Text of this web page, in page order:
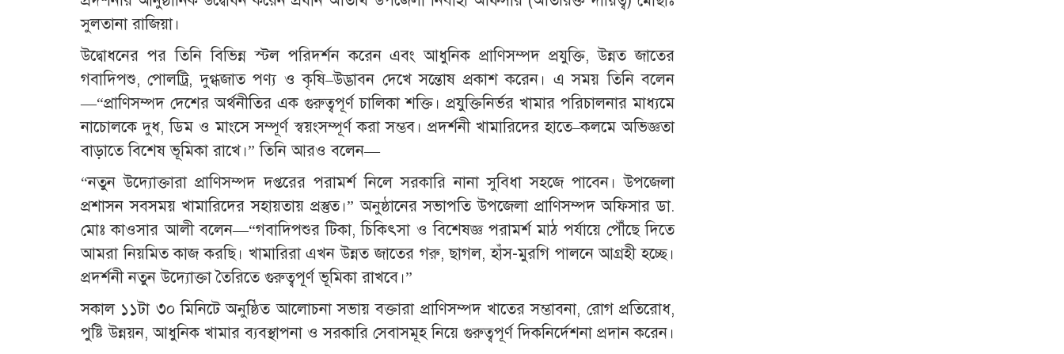
সুলতানা রাজিয়া।
উদ্বোধনের পর তিনি বিভিন্ন স্টল পরিদর্শন করেন এবং আধুনিক প্রাণিসম্পদ প্রযুক্তি, উন্নত জাতের
গবাদিপশু, পোলট্রি, দুগ্ধজাত পণ্য ও কৃষি–উদ্ভাবন দেখে সন্তোষ প্রকাশ করেন। এ সময় তিনি বলেন
—“প্রাণিসম্পদ দেশের অর্থনীতির এক গুরুত্বপূর্ণ চালিকা শক্তি। প্রযুক্তিনির্ভর খামার পরিচালনার মাধ্যমে
নাচোলকে দুধ, ডিম ও মাংসে সম্পূর্ণ স্বয়ংসম্পূর্ণ করা সম্ভব। প্রদর্শনী খামারিদের হাতে–কলমে অভিজ্ঞতা
বাড়াতে বিশেষ ভূমিকা রাখে।” তিনি আরও বলেন—
“নতুন উদ্যোক্তারা প্রাণিসম্পদ দপ্তরের পরামর্শ নিলে সরকারি নানা সুবিধা সহজে পাবেন। উপজেলা
প্রশাসন সবসময় খামারিদের সহায়তায় প্রস্তুত।” অনুষ্ঠানের সভাপতি উপজেলা প্রাণিসম্পদ অফিসার ডা.
মোঃ কাওসার আলী বলেন—“গবাদিপশুর টিকা, চিকিৎসা ও বিশেষজ্ঞ পরামর্শ মাঠ পর্যায়ে পৌঁছে দিতে
আমরা নিয়মিত কাজ করছি। খামারিরা এখন উন্নত জাতের গরু, ছাগল, হাঁস-মুরগি পালনে আগ্রহী হচ্ছে।
প্রদর্শনী নতুন উদ্যোক্তা তৈরিতে গুরুত্বপূর্ণ ভূমিকা রাখবে।”
সকাল ১১টা ৩০ মিনিটে অনুষ্ঠিত আলোচনা সভায় বক্তারা প্রাণিসম্পদ খাতের সম্ভাবনা, রোগ প্রতিরোধ,
পুষ্টি উন্নয়ন, আধুনিক খামার ব্যবস্থাপনা ও সরকারি সেবাসমূহ নিয়ে গুরুত্বপূর্ণ দিকনির্দেশনা প্রদান করেন।